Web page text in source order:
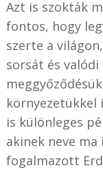
Azt is szokták
fontos, hogy
szerte a
sorsát és
környezetükkel
is különleges
akinek neve
fogalmazott